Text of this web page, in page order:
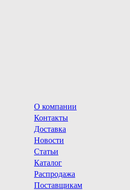
О компании
Контакты
Доставка
Новости
Статьи
Каталог
Распродажа
Поставщикам